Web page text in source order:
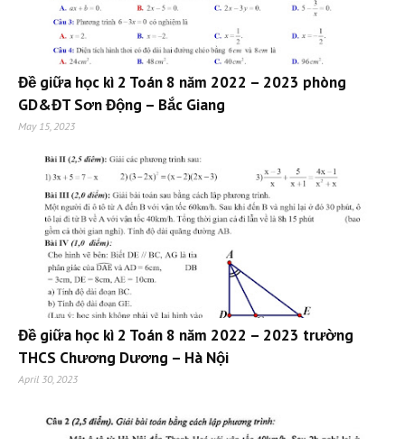
Đề giữa học kì 2 Toán 8 năm 2022 – 2023 phòng
GD&ĐT Sơn Động – Bắc Giang
May 15, 2023
Đề giữa học kì 2 Toán 8 năm 2022 – 2023 trường
THCS Chương Dương – Hà Nội
April 30, 2023